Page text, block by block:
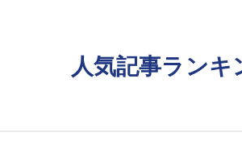
人気記事ランキ